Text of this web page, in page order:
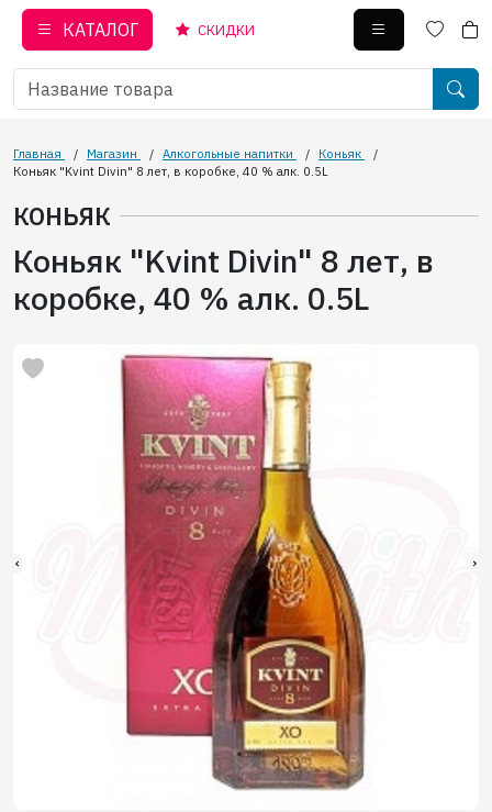
КАТАЛОГ СКИДКИ
Главная / Магазин / Алкогольные напитки / Коньяк
/
Коньяк "Kvint Divin" 8 лет, в коробке, 40 % алк. 0.5L
КОНЬЯК
Коньяк "Kvint Divin" 8 лет, в
коробке, 40 % алк. 0.5L